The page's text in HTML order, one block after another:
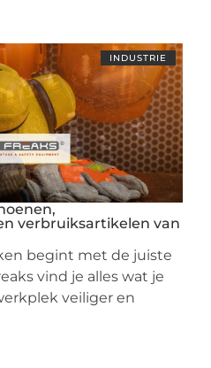
INDUSTRIE
verbruiksartikelen van
begint met de juiste
vind je alles wat je
veiliger en